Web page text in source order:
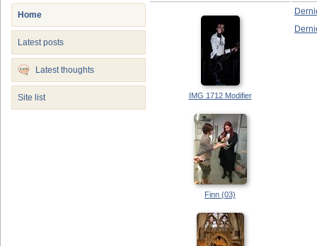
Home
Latest posts
Latest thoughts
Site list IMG 1712 Modifier
Finn (03)